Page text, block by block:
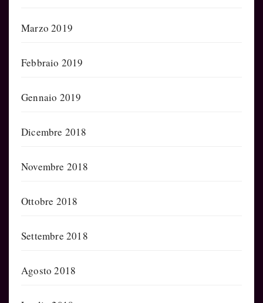
Marzo 2019
Febbraio 2019
Gennaio 2019
Dicembre 2018
Novembre 2018
Ottobre 2018
Settembre 2018
Agosto 2018